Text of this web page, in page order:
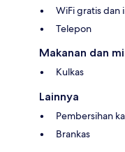
WiFi gratis
Telepon
Makanan dan
Kulkas
Lainnya
Pembersihan
Brankas